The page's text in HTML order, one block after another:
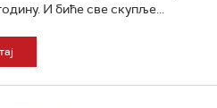
И биће све скупље...